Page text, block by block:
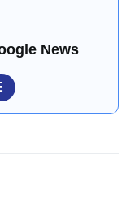
News